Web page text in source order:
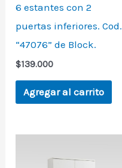
6 estantes con 2
puertas inferiores. Cod.
“47076” de Block.
$139.000
Agregar al carrito